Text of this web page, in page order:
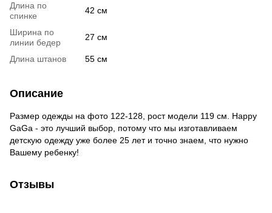
Длина по
спинке
42 см
Ширина по
линии бедер
27 см
Длина штанов 55 см
Описание
Размер одежды на фото 122-128, рост модели 119 см. Happy
GaGa - это лучший выбор, потому что мы изготавливаем
детскую одежду уже более 25 лет и точно знаем, что нужно
Вашему ребенку!
Отзывы